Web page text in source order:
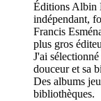
Éditions Albin
indépendant,
Francis
plus gros
J'ai
douceur et sa
Des albums
bibliothèques.